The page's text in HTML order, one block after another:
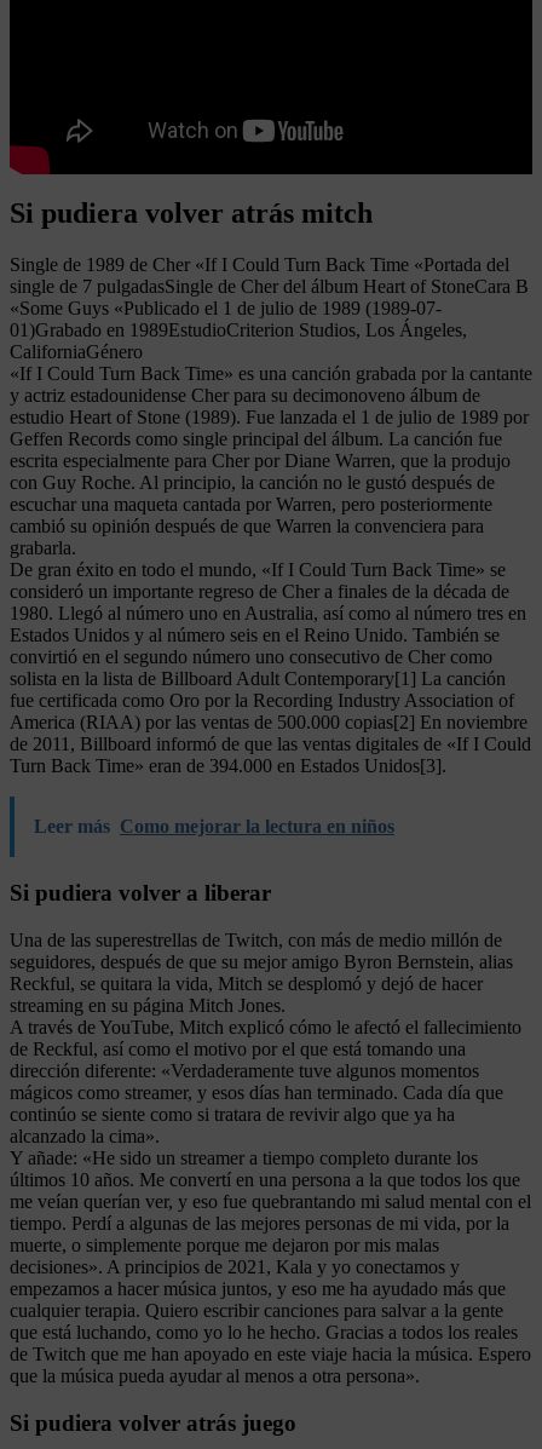
Si pudiera volver atrás mitch
Single de 1989 de Cher «If I Could Turn Back Time «Portada del
single de 7 pulgadasSingle de Cher del álbum Heart of StoneCara B
«Some Guys «Publicado el 1 de julio de 1989 (1989-07-
01)Grabado en 1989EstudioCriterion Studios, Los Ángeles,
CaliforniaGénero
«If I Could Turn Back Time» es una canción grabada por la cantante
y actriz estadounidense Cher para su decimonoveno álbum de
estudio Heart of Stone (1989). Fue lanzada el 1 de julio de 1989 por
Geffen Records como single principal del álbum. La canción fue
escrita especialmente para Cher por Diane Warren, que la produjo
con Guy Roche. Al principio, la canción no le gustó después de
escuchar una maqueta cantada por Warren, pero posteriormente
cambió su opinión después de que Warren la convenciera para
grabarla.
De gran éxito en todo el mundo, «If I Could Turn Back Time» se
consideró un importante regreso de Cher a finales de la década de
1980. Llegó al número uno en Australia, así como al número tres en
Estados Unidos y al número seis en el Reino Unido. También se
convirtió en el segundo número uno consecutivo de Cher como
solista en la lista de Billboard Adult Contemporary[1] La canción
fue certificada como Oro por la Recording Industry Association of
America (RIAA) por las ventas de 500.000 copias[2] En noviembre
de 2011, Billboard informó de que las ventas digitales de «If I Could
Turn Back Time» eran de 394.000 en Estados Unidos[3].
Leer más Como mejorar la lectura en niños
Si pudiera volver a liberar
Una de las superestrellas de Twitch, con más de medio millón de
seguidores, después de que su mejor amigo Byron Bernstein, alias
Reckful, se quitara la vida, Mitch se desplomó y dejó de hacer
streaming en su página Mitch Jones.
A través de YouTube, Mitch explicó cómo le afectó el fallecimiento
de Reckful, así como el motivo por el que está tomando una
dirección diferente: «Verdaderamente tuve algunos momentos
mágicos como streamer, y esos días han terminado. Cada día que
continúo se siente como si tratara de revivir algo que ya ha
alcanzado la cima».
Y añade: «He sido un streamer a tiempo completo durante los
últimos 10 años. Me convertí en una persona a la que todos los que
me veían querían ver, y eso fue quebrantando mi salud mental con el
tiempo. Perdí a algunas de las mejores personas de mi vida, por la
muerte, o simplemente porque me dejaron por mis malas
decisiones». A principios de 2021, Kala y yo conectamos y
empezamos a hacer música juntos, y eso me ha ayudado más que
cualquier terapia. Quiero escribir canciones para salvar a la gente
que está luchando, como yo lo he hecho. Gracias a todos los reales
de Twitch que me han apoyado en este viaje hacia la música. Espero
que la música pueda ayudar al menos a otra persona».
Si pudiera volver atrás juego